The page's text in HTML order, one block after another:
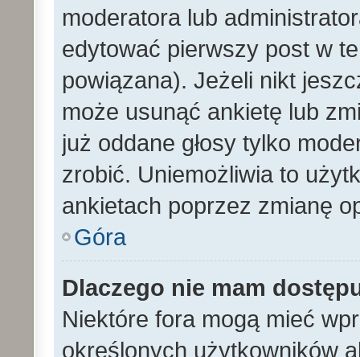
moderatora lub
edytować pierwszy post w
powiązana). Jeżeli nikt
może usunąć ankietę lub
już oddane głosy tylko
zrobić. Uniemożliwia to
ankietach poprzez zmianę
Góra
Dlaczego nie mam
Niektóre fora mogą mieć
określonych użytkowników